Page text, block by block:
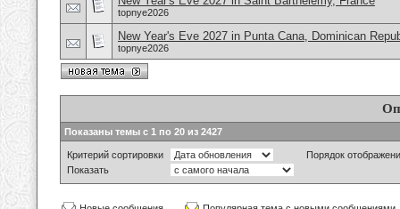
topnye2026
New Year's Eve 2027 in Punta Cana, Dominican
topnye2026
Показаны темы с 1 по 20 из 2427
Критерий сортировки
Порядок
Показать